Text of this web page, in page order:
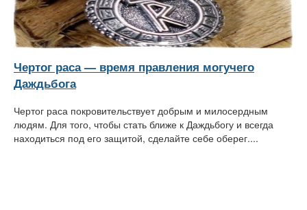
Чертог раса — время правления могучего
Даждьбога
Чертог раса покровительствует добрым и милосердным
людям. Для того, чтобы стать ближе к Даждьбогу и всегда
находиться под его защитой, сделайте себе оберег....